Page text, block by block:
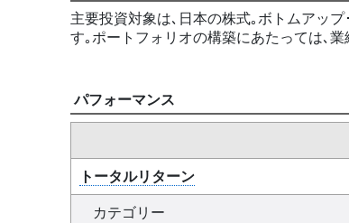
主要投資対象は､日本の株式｡ボトムアッ
す｡ポートフォリオの構築にあたっては､
パフォーマンス
トータルリターン
カテゴリー